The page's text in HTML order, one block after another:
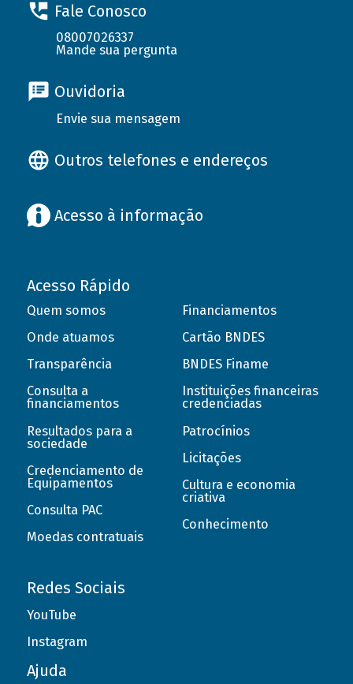
Fale Conosco
08007026337
Mande sua pergunta
Ouvidoria
Envie sua mensagem
Outros telefones e endereços
Acesso à informação
Acesso Rápido
Quem somos
Onde atuamos
Transparência
Consulta a
financiamentos
Resultados para a
sociedade
Credenciamento de
Equipamentos
Consulta PAC
Moedas contratuais
Financiamentos
Cartão BNDES
BNDES Finame
Instituições financeiras
credenciadas
Patrocínios
Licitações
Cultura e economia
criativa
Conhecimento
Redes Sociais
YouTube
Instagram
Ajuda